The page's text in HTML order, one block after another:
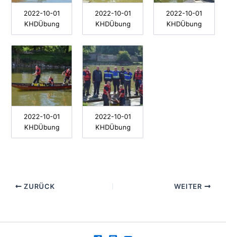
2022-10-01
KHDÜbung
2022-10-01
KHDÜbung
2022-10-01
KHDÜbung
2022-10-01
KHDÜbung
2022-10-01
KHDÜbung
ZURÜCK WEITER